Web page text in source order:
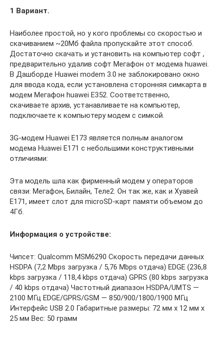
1 Вариант.
Наиболее простой, но у кого проблемы со скоростью и
скачиванием ~20Мб файла пропускайте этот способ.
Достаточно скачать и установить на компьютер софт ,
предварительно удалив софт Мегафон от модема huawei.
В Дашборде Huawei modem 3.0 не заблокировано окно
для ввода кода, если установлена сторонняя симкарта в
модем Мегафон huawei E352. Соответственно,
скачиваете архив, устанавливаете на компьютер,
подключаете к компьютеру модем с симкой.
3G-модем Huawei E173 является полным аналогом
модема Huawei E171 с небольшими конструктивными
отличиями:
Эта модель шла как фирменный модем у операторов
связи: Мегафон, Билайн, Теле2. Он так же, как и Хуавей
Е171, имеет слот для microSD-карт памяти объемом до
4Гб.
Информация о устройстве:
Чипсет: Qualcomm MSM6290 Скорость передачи данных
HSDPA (7,2 Mbps загрузка / 5,76 Mbps отдача) EDGE (236,8
kbps загрузка / 118,4 kbps отдача) GPRS (80 kbps загрузка
/ 40 kbps отдача) Частотный диапазон HSDPA/UMTS —
2100 МГц EDGE/GPRS/GSM — 850/900/1800/1900 МГц
Интерфейс USB 2.0 Габаритные размеры: 72 мм x 12 мм x
25 мм Вес: 50 грамм